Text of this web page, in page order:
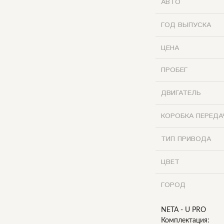
ГОД ВЫПУСКА
ЦЕНА
ПРОБЕГ
ДВИГАТЕЛЬ
КОРОБКА
ТИП ПРИВОДА
ЦВЕТ
ГОРОД
NETA - U PRO
Комплектация: